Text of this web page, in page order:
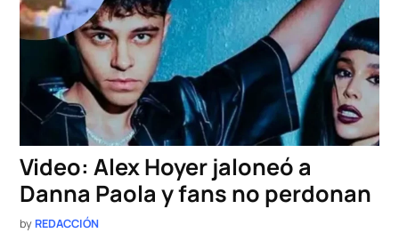
Video: Alex Hoyer jaloneó a
Danna Paola y fans no perdonan
by REDACCIÓN